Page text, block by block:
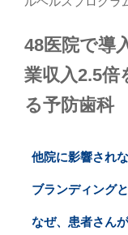
48医院で導
業収入2.5倍
る予防歯科
他院に影響され
ブランディング
なぜ、患者さん